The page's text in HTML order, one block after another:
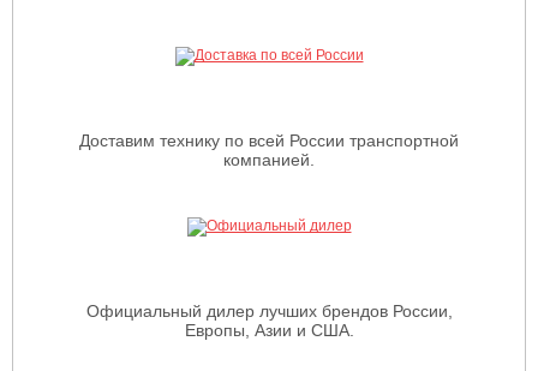
Доставим технику по всей России транспортной
компанией.
Официальный дилер лучших брендов России,
Европы, Азии и США.